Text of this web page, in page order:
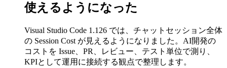
使えるようになった
Visual Studio Code 1.126 では、チャットセッション全体
の Session Cost が見えるようになりました。AI開発の
コストを Issue、PR、レビュー、テスト単位で測り、
KPIとして運用に接続する観点で整理します。